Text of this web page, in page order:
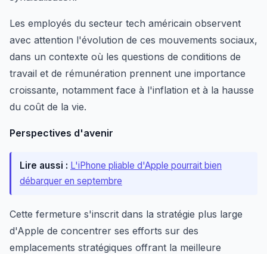
Les employés du secteur tech américain observent
avec attention l'évolution de ces mouvements sociaux,
dans un contexte où les questions de conditions de
travail et de rémunération prennent une importance
croissante, notamment face à l'inflation et à la hausse
du coût de la vie.
Perspectives d'avenir
Lire aussi : L'iPhone pliable d'Apple pourrait bien
débarquer en septembre
Cette fermeture s'inscrit dans la stratégie plus large
d'Apple de concentrer ses efforts sur des
emplacements stratégiques offrant la meilleure